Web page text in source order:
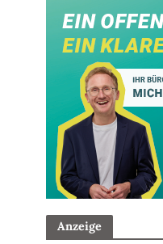
Anzeige